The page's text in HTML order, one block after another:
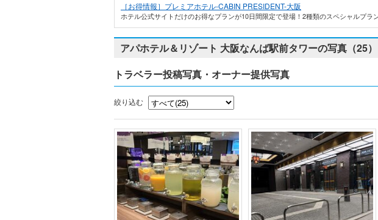
［お得情報］プレミアホテル-CABIN PRESIDENT-大阪
ホテル公式サイトだけのお得なプランが10日間限定で登場！2種類のスペシャルプラ
アパホテル＆リゾート 大阪なんば駅前タワーの写真（25）
トラベラー投稿写真・オーナー提供写真
絞り込む